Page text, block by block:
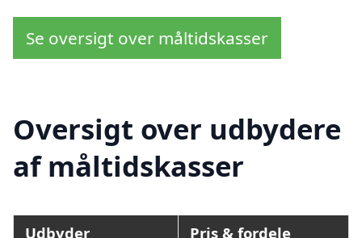
Se oversigt over måltidskasser
Oversigt over udbydere
af måltidskasser
Udbyder Pris & fordele